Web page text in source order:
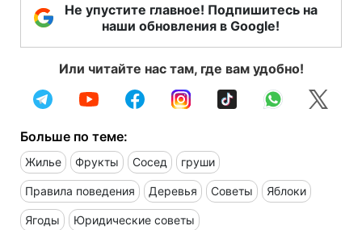
Не упустите главное! Подпишитесь на
наши обновления в Google!
Или читайте нас там, где вам удобно!
Больше по теме:
Жилье Фрукты Сосед груши
Правила поведения Деревья Советы Яблоки
Ягоды Юридические советы